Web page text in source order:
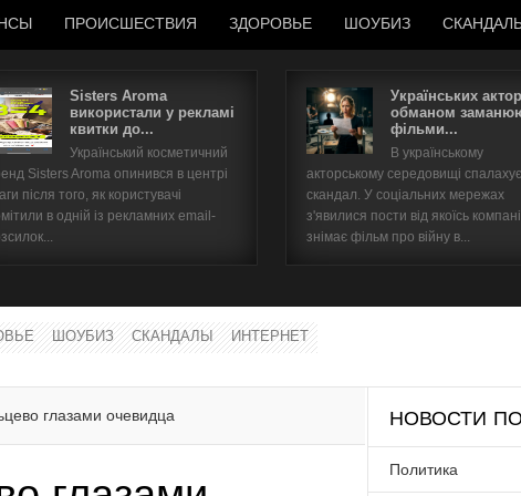
ПРОИСШЕСТВИЯ ЗДОРОВЬЕ ШОУБИЗ
Sisters Aroma
використали у рекламі
квитки до...
Український косметичний
Sisters Aroma опинився в центрі
після того, як користувачі
в одній із рекламних email-
Українських
обманом
фільми...
В українському
акторському середовищі спалахує
скандал. У соціальних мережах
з'явилися пости від якоїсь
знімає фільм про війну в...
ШОУБИЗ СКАНДАЛЫ ИНТЕРНЕТ
глазами очевидца НОВОСТИ
Политика
Имя пользователя
Забыли имя пользователя?